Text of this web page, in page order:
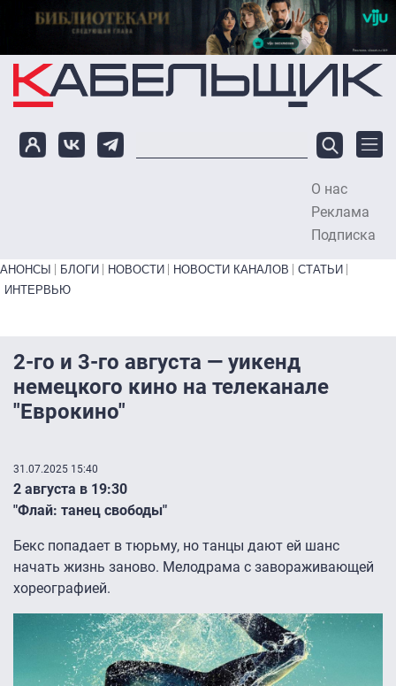
Перейти к основному содержанию
О нас
Реклама
Подписка
Primary links bottom
АНОНСЫ БЛОГИ НОВОСТИ НОВОСТИ КАНАЛОВ
СТАТЬИ
ИНТЕРВЬЮ
2-го и 3-го августа — уикенд
немецкого кино на телеканале
"Еврокино"
31.07.2025 15:40
2 августа в 19:30
"Флай: танец свободы"
Бекс попадает в тюрьму, но танцы дают ей шанс
начать жизнь заново. Мелодрама с завораживающей
хореографией.